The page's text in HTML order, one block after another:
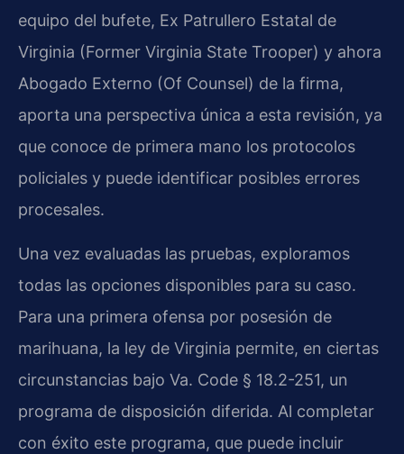
equipo del bufete, Ex Patrullero Estatal de
Virginia (Former Virginia State Trooper) y ahora
Abogado Externo (Of Counsel) de la firma,
aporta una perspectiva única a esta revisión, ya
que conoce de primera mano los protocolos
policiales y puede identificar posibles errores
procesales.
Una vez evaluadas las pruebas, exploramos
todas las opciones disponibles para su caso.
Para una primera ofensa por posesión de
marihuana, la ley de Virginia permite, en ciertas
circunstancias bajo Va. Code § 18.2-251, un
programa de disposición diferida. Al completar
con éxito este programa, que puede incluir